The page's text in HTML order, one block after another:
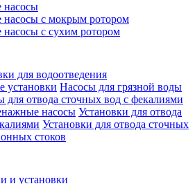
насосы
с мокрым ротором
с сухим ротором
для водоотведения
установки Насосы для грязной воды
для отвода сточных вод c фекалиями
насосы Установки для отвода
Установки для отвода сточных
стоков
и установки